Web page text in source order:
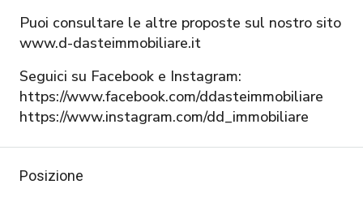
Puoi consultare le altre proposte sul nostro sito
www.d-dasteimmobiliare.it
Seguici su Facebook e Instagram:
https://www.facebook.com/ddasteimmobiliare
https://www.instagram.com/dd_immobiliare
Posizione